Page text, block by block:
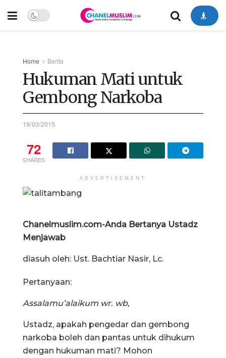
Home Berita
Hukuman Mati untuk
Gembong Narkoba
19/03/2015
72
SHARES
ADVERTISEMENT
Chanelmuslim.com-Anda Bertanya Ustadz
Menjawab
diasuh oleh: Ust. Bachtiar Nasir, Lc.
Pertanyaan:
Assalamu’alaikum wr. wb,
Ustadz, apakah pengedar dan gembong
narkoba boleh dan pantas untuk dihukum
dengan hukuman mati? Mohon